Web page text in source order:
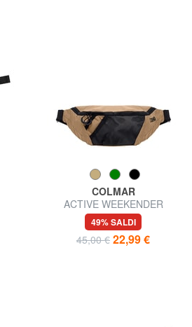
COLMAR
ACTIVE WEEKENDER
Marsupio unisex
49% SALDI
45,00 € 22,99 €